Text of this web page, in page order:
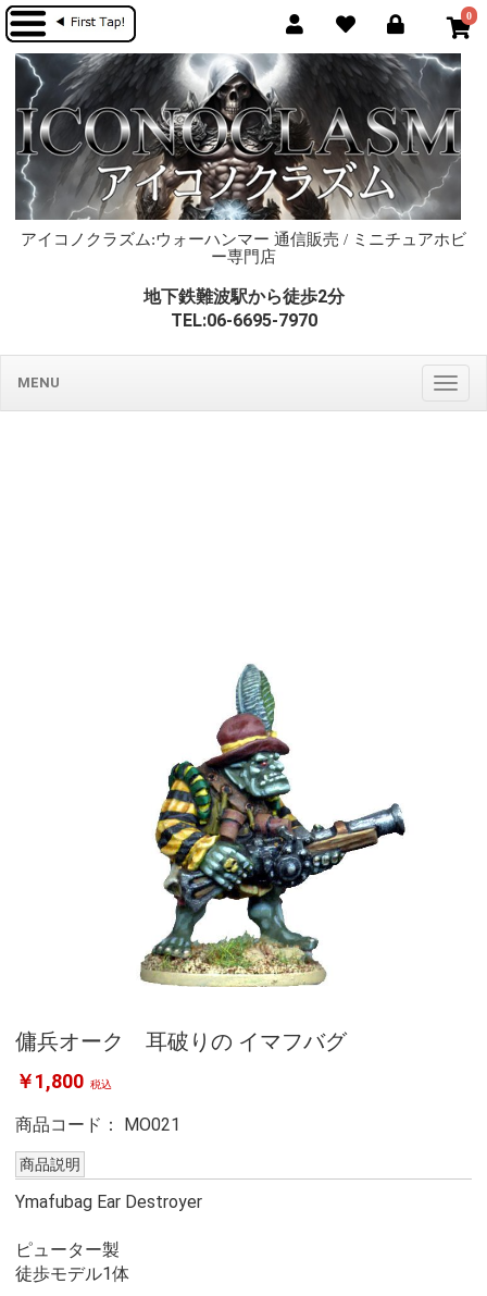
0
アイコノクラズム:ウォーハンマー 通信販売 / ミニチュアホビ
ー専門店
地下鉄難波駅から徒歩2分
TEL:06-6695-7970
MENU
傭兵オーク 耳破りの イマフバグ
￥1,800 税込
商品コード： MO021
商品説明
Ymafubag Ear Destroyer
ピューター製
徒歩モデル1体